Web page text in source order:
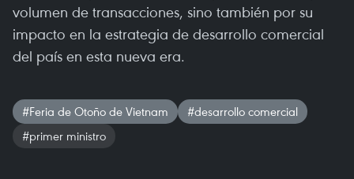
volumen de transacciones, sino también por su
impacto en la estrategia de desarrollo comercial
del país en esta nueva era.
#Feria de Otoño de Vietnam
#desarrollo comercial
#primer ministro